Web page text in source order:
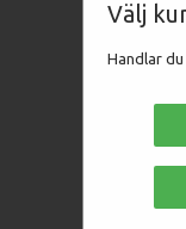
Välj
Handlar